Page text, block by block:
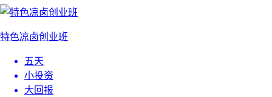
特色凉卤创业班
五天
小投资
大回报